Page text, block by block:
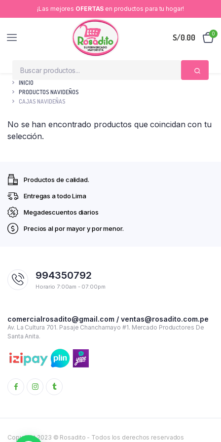
¡Las mejores OFERTAS en productos para tu hogar!
S/0.00 0
INICIO
PRODUCTOS NAVIDEÑOS
CAJAS NAVIDEÑAS
No se han encontrado productos que coincidan con tu
selección.
Productos de calidad.
Entregas a todo Lima
Megadescuentos diarios
Precios al por mayor y por menor.
994350792
Horario 7:00am - 07:00pm
comercialrosadito@gmail.com / ventas@rosadito.com.pe
Av. La Cultura 701. Pasaje Chanchamayo #1. Mercado Productores De
Santa Anita.
Copyright 2023 © Rosadito - Todos los derechos reservados